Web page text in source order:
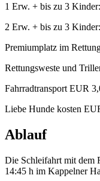
1 Erw. + bis zu 3
2 Erw. + bis zu 3
Premiumplatz im
Rettungsweste und
Fahrradtransport EUR
Liebe Hunde kosten
Ablauf
Die Schleifahrt mit dem
14:45 h im Kappelner